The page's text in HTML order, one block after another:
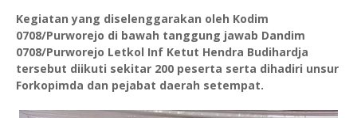
Kegiatan yang diselenggarakan oleh Kodim
0708/Purworejo di bawah tanggung jawab Dandim
0708/Purworejo Letkol Inf Ketut Hendra Budihardja
tersebut diikuti sekitar 200 peserta serta dihadiri unsur
Forkopimda dan pejabat daerah setempat.